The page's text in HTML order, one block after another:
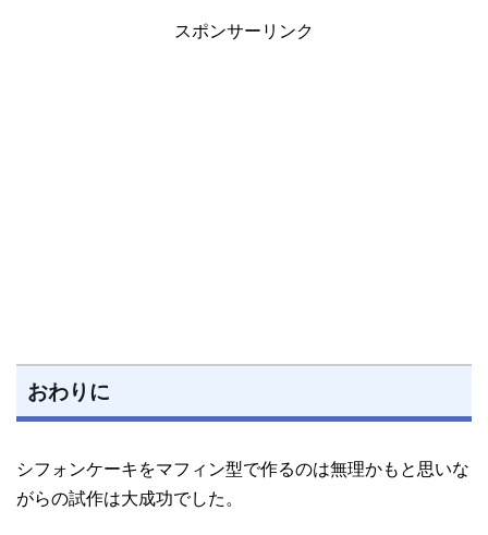
スポンサーリンク
おわりに
シフォンケーキをマフィン型で作るのは無理かもと思いな
がらの試作は大成功でした。